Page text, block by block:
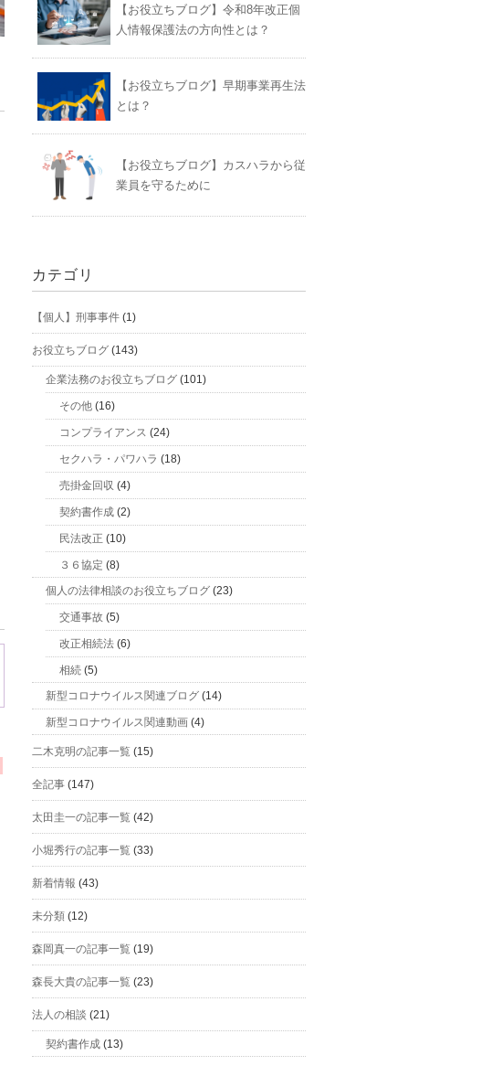
【お役立ちブログ】令和8年改正個
人情報保護法の方向性とは？
【お役立ちブログ】早期事業再生法
とは？
【お役立ちブログ】カスハラから従
業員を守るために
カテゴリ
【個人】刑事事件 (1)
お役立ちブログ (143)
企業法務のお役立ちブログ (101)
その他 (16)
コンプライアンス (24)
セクハラ・パワハラ (18)
売掛金回収 (4)
契約書作成 (2)
民法改正 (10)
３６協定 (8)
個人の法律相談のお役立ちブログ (23)
交通事故 (5)
改正相続法 (6)
相続 (5)
新型コロナウイルス関連ブログ (14)
新型コロナウイルス関連動画 (4)
二木克明の記事一覧 (15)
全記事 (147)
太田圭一の記事一覧 (42)
小堀秀行の記事一覧 (33)
新着情報 (43)
未分類 (12)
森岡真一の記事一覧 (19)
森長大貴の記事一覧 (23)
法人の相談 (21)
契約書作成 (13)